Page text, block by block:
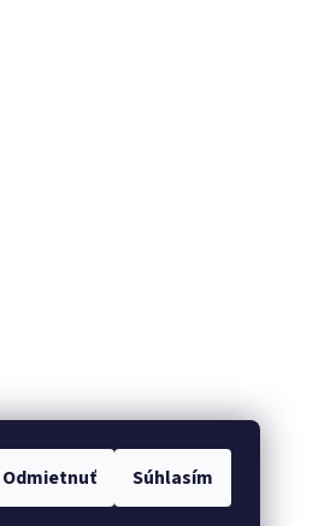
Odmietnuť Súhlasím